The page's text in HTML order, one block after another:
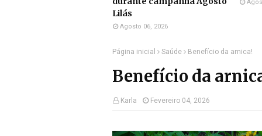
Lilás
Agosto 06, 2026
Página inicial Saúde Benefício da arnica!
Benefício da
Karla Fevereiro 04, 2026